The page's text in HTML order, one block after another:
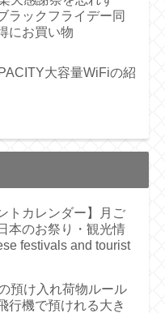
ラックフライデー同
にお買い物
大容量WiFiの紹
トカレンダー】月ご
本のお祭り・観光情
festivals and tourist
預け入れ荷物ルール
行機で預けれる大き